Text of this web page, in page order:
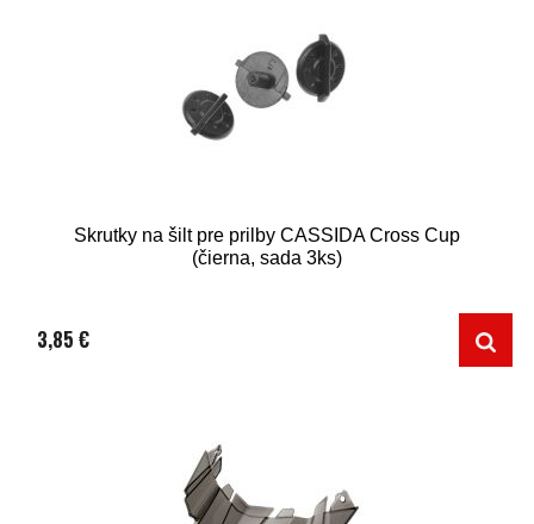
Skrutky na šilt pre prilby CASSIDA Cross Cup
(čierna, sada 3ks)
3,85 €